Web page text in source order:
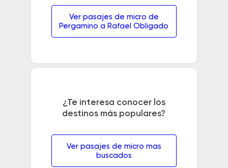
Ver pasajes de micro de
Pergamino a Rafael Obligado
¿Te interesa conocer los
destinos más populares?
Ver pasajes de micro mas
buscados